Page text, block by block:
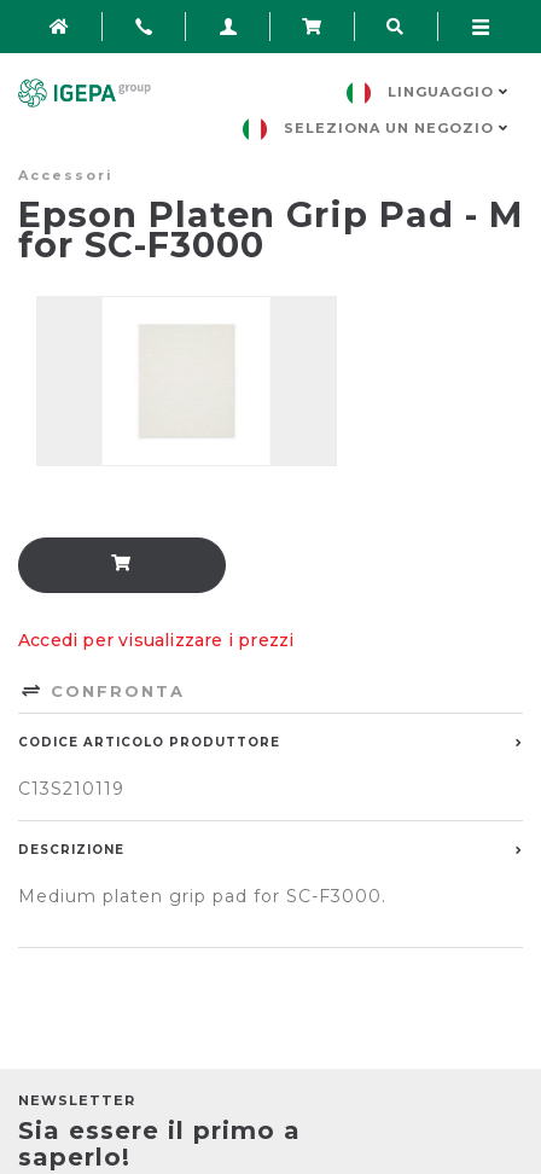
LINGUAGGIO
SELEZIONA UN NEGOZIO
Accessori
Epson Platen Grip Pad - M
for SC-F3000
Accedi per visualizzare i prezzi
CONFRONTA
CODICE ARTICOLO PRODUTTORE
C13S210119
DESCRIZIONE
Medium platen grip pad for SC-F3000.
NEWSLETTER
Sia essere il primo a
saperlo!